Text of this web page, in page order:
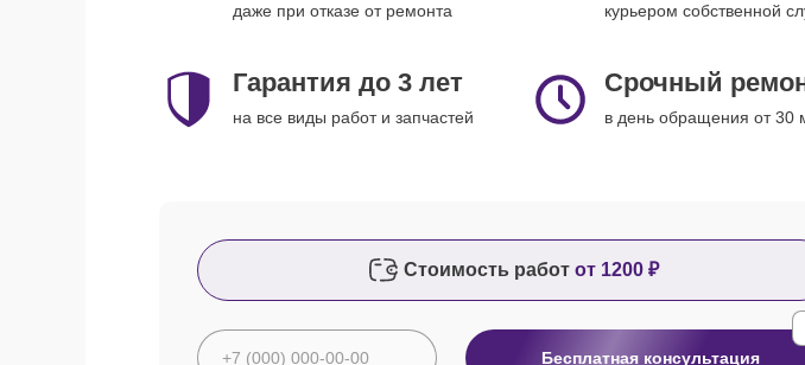
даже при отказе от ремонта курьером собственной
Гарантия до 3 лет
на все виды работ и запчастей
Срочный
в день обращения от 30
Стоимость работ от 1200 ₽
Бесплатная консультация